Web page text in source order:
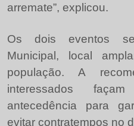
arremate”, explicou.
Os dois eventos
Municipal, local
população. A
interessados
antecedência para
evitar contratempos no